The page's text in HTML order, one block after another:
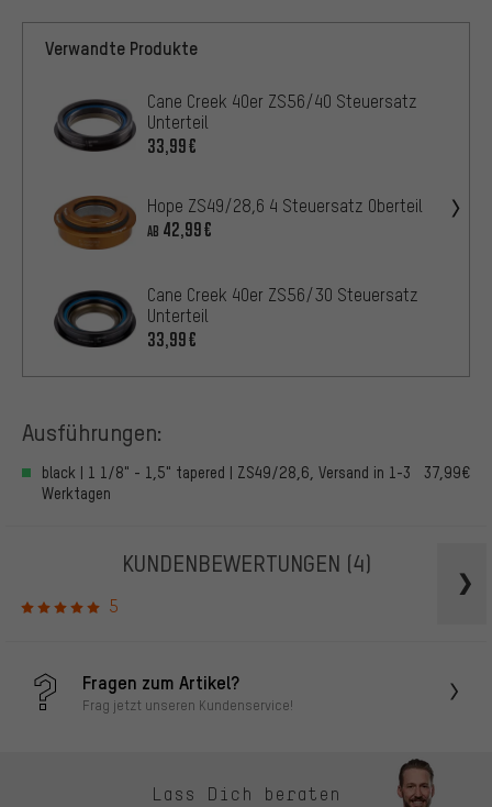
Verwandte Produkte
Cane Creek 40er ZS56/40 Steuersatz
Unterteil
33,99€
Hope ZS49/28,6 4 Steuersatz Oberteil
AB 42,99€
Cane Creek 40er ZS56/30 Steuersatz
Unterteil
33,99€
Ausführungen:
black | 1 1/8" - 1,5" tapered | ZS49/28,6, Versand in 1-3
Werktagen
37,99€
KUNDENBEWERTUNGEN (4)
5
Fragen zum Artikel?
Frag jetzt unseren Kundenservice!
Lass Dich beraten